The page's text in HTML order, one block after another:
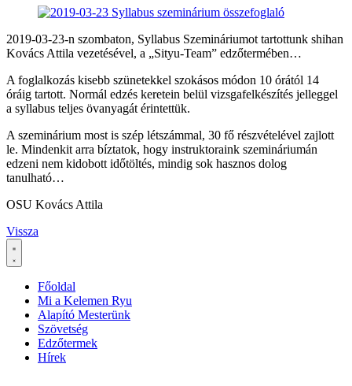
2019-03-23-n szombaton, Syllabus Szemináriumot tartottunk shihan
Kovács Attila vezetésével, a „Sityu-Team” edzőtermében…
A foglalkozás kisebb szünetekkel szokásos módon 10 órától 14
óráig tartott. Normál edzés keretein belül vizsgafelkészítés jelleggel
a syllabus teljes övanyagát érintettük.
A szeminárium most is szép létszámmal, 30 fő részvételével zajlott
le. Mindenkit arra bíztatok, hogy instruktoraink szemináriumán
edzeni nem kidobott időtöltés, mindig sok hasznos dolog
tanulható…
OSU Kovács Attila
Vissza
Főoldal
Mi a Kelemen Ryu
Alapító Mesterünk
Szövetség
Edzőtermek
Hírek